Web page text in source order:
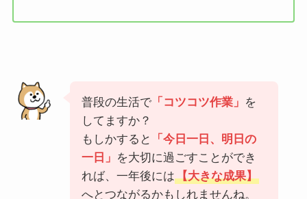
普段の生活で「コツコツ作業」 を
してますか？
もしかすると
「今日一日、明日の
一日」 を大切に過ごすことができ
れば、一年後には【大きな成果】
へとつながるかもしれませんね。